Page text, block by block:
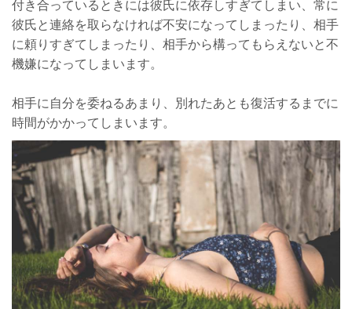
付き合っているときには彼氏に依存しすぎてしまい、常に
彼氏と連絡を取らなければ不安になってしまったり、相手
に頼りすぎてしまったり、相手から構ってもらえないと不
機嫌になってしまいます。
相手に自分を委ねるあまり、別れたあとも復活するまでに
時間がかかってしまいます。